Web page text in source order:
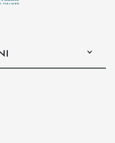
apre l’app di posta